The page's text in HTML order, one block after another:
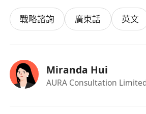
理工作經驗
具備出色的跨部門溝通協調能
文件及會議溝通
持有香港永久居民身份，或
通、IANG、受養人簽證或其
戰略諮詢 廣東話 英文
Miranda Hui
AURA Consultation